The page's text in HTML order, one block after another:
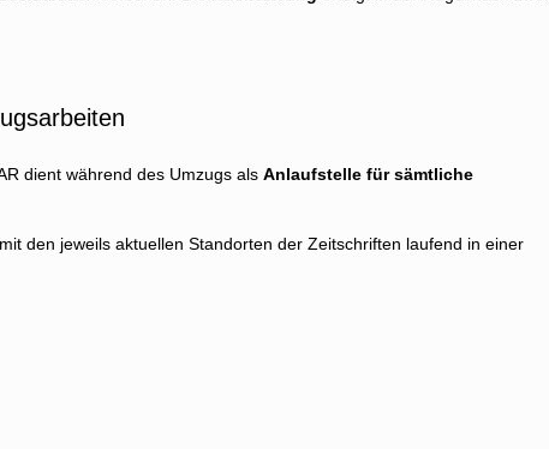
dient während des Umzugs als Anlaufstelle für sämtliche
mit den jeweils aktuellen Standorten der Zeitschriften laufend in einer